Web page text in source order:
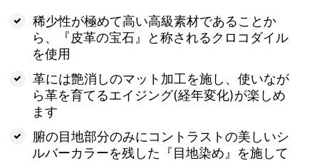
稀少性が極めて高い高級素材であることか
ら、『皮革の宝石』と称されるクロコダイル
を使用
革には艶消しのマット加工を施し、使いなが
ら革を育てるエイジング(経年変化)が楽しめ
ます
腑の目地部分のみにコントラストの美しいシ
ルバーカラーを残した『目地染め』を施して